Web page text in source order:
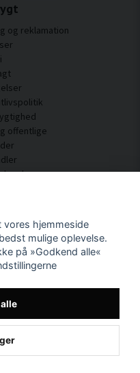
og reklamation
offentlige
kunder
svar
her
vores hjemmeside
mulige oplevelse.
på »Godkend alle«